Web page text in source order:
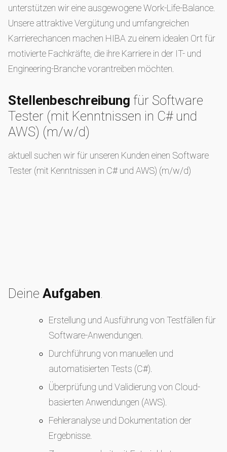
unterstützen wir eine ausgewogene Work-Life-Balance.
Unsere attraktive Vergütung und umfangreichen
Karrierechancen machen HIBA zu einem idealen Ort für
motivierte Fachkräfte, die ihre Karriere in der IT- und
Engineering-Branche vorantreiben möchten.
Stellenbeschreibung für Software
Tester (mit Kenntnissen in C# und
AWS) (m/w/d)
aktuell suchen wir für unseren Kunden einen Software
Tester (mit Kenntnissen in C# und AWS) (m/w/d)
Deine Aufgaben.
Erstellung und Ausführung von Testfällen für
Software-Anwendungen.
Durchführung von manuellen und
automatisierten Tests (C#).
Überprüfung und Validierung von Cloud-
basierten Anwendungen (AWS).
Fehleranalyse und Dokumentation der
Ergebnisse.